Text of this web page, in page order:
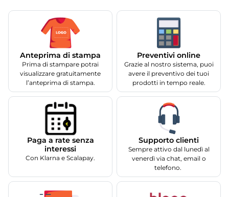
Anteprima di stampa
Prima di stampare potrai
visualizzare gratuitamente
l’anteprima di stampa.
Preventivi online
Grazie al nostro sistema, puoi
avere il preventivo dei tuoi
prodotti in tempo reale.
Paga a rate senza
interessi
Con Klarna e Scalapay.
Supporto clienti
Sempre attivo dal lunedì al
venerdì via chat, email o
telefono.